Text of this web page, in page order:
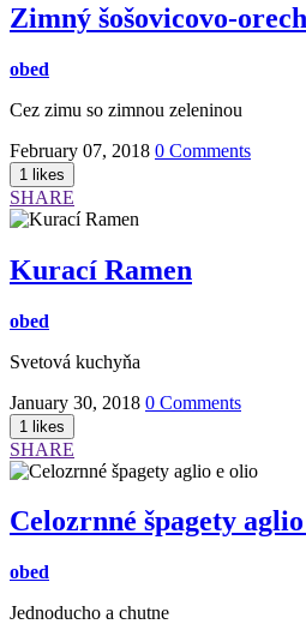
Zimný šošovicovo-
obed
Cez zimu so zimnou zeleninou
February 07, 2018 0 Comments
SHARE
Kurací Ramen
obed
Svetová kuchyňa
January 30, 2018 0 Comments
SHARE
Celozrnné špagety
obed
Jednoducho a chutne